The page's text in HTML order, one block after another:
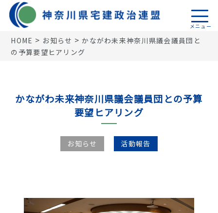
トップページ
機関誌
18地区連盟
HOME > お知らせ >かながわ未来神奈川県議会議員団と
の予算要望ヒアリング
かながわ未来神奈川県議会議員団との予算
要望ヒアリング
お知らせ 活動報告